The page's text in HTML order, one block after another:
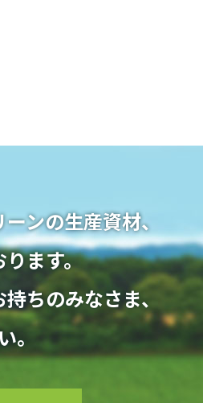
ンの生産資材、
ます。
ちのみなさま、
。